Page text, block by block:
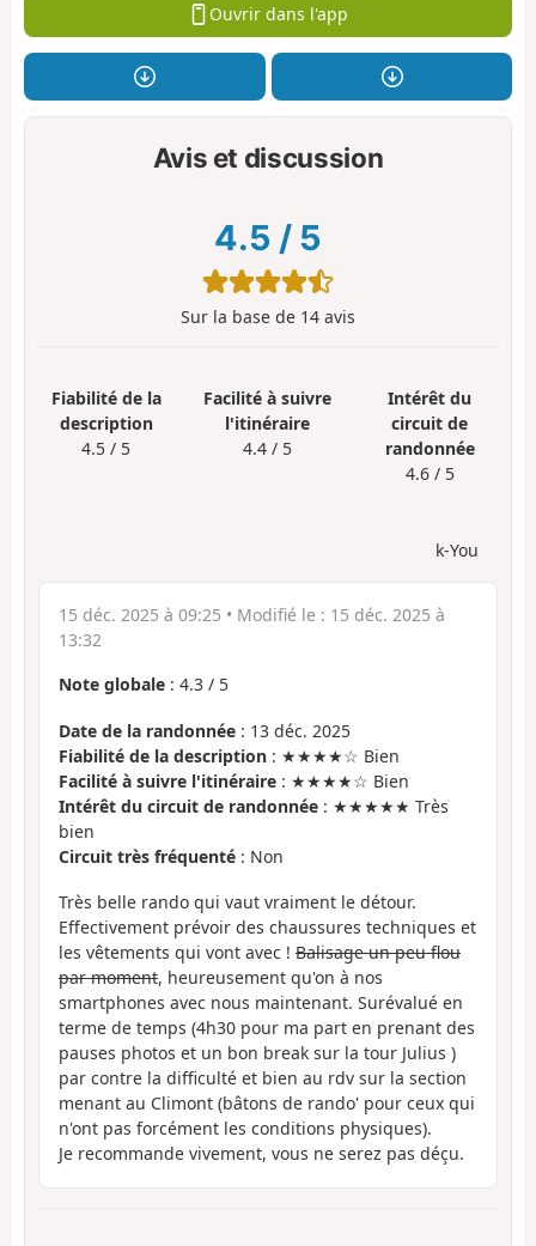
Ouvrir dans l'app
Avis et discussion
4.5 / 5
Sur la base de 14 avis
Fiabilité de la
description
4.5 / 5
Facilité à suivre
l'itinéraire
4.4 / 5
Intérêt du
circuit de
randonnée
4.6 / 5
k-You
15 déc. 2025 à 09:25 • Modifié le : 15 déc. 2025 à
13:32
Note globale : 4.3 / 5
Date de la randonnée : 13 déc. 2025
Fiabilité de la description : ★★★★☆ Bien
Facilité à suivre l'itinéraire : ★★★★☆ Bien
Intérêt du circuit de randonnée : ★★★★★ Très
bien
Circuit très fréquenté : Non
Très belle rando qui vaut vraiment le détour.
Effectivement prévoir des chaussures techniques et
les vêtements qui vont avec ! Balisage un peu flou
par moment, heureusement qu'on à nos
smartphones avec nous maintenant. Surévalué en
terme de temps (4h30 pour ma part en prenant des
pauses photos et un bon break sur la tour Julius )
par contre la difficulté et bien au rdv sur la section
menant au Climont (bâtons de rando' pour ceux qui
n'ont pas forcément les conditions physiques).
Je recommande vivement, vous ne serez pas déçu.